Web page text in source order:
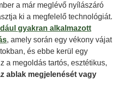
a már meglévő nyílászáró
ki a megfelelő technológiát.
gyakran alkalmazott
, amely során egy vékony vájat
és ebbe kerül egy
a megoldás tartós, esztétikus,
ablak megjelenését vagy